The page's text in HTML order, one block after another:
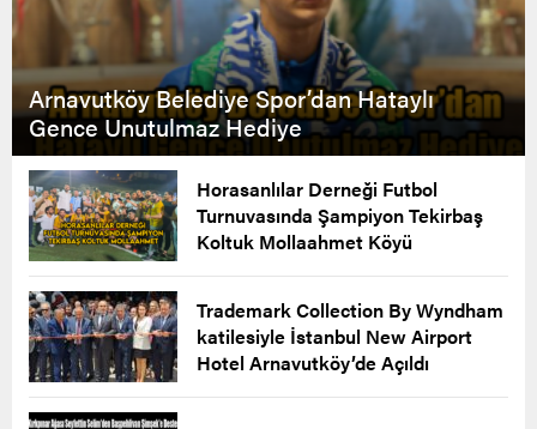
Arnavutköy Belediye Spor’dan Hataylı
Gence Unutulmaz Hediye
Horasanlılar Derneği Futbol
Turnuvasında Şampiyon Tekirbaş
Koltuk Mollaahmet Köyü
Trademark Collection By Wyndham
katilesiyle İstanbul New Airport
Hotel Arnavutköy’de Açıldı